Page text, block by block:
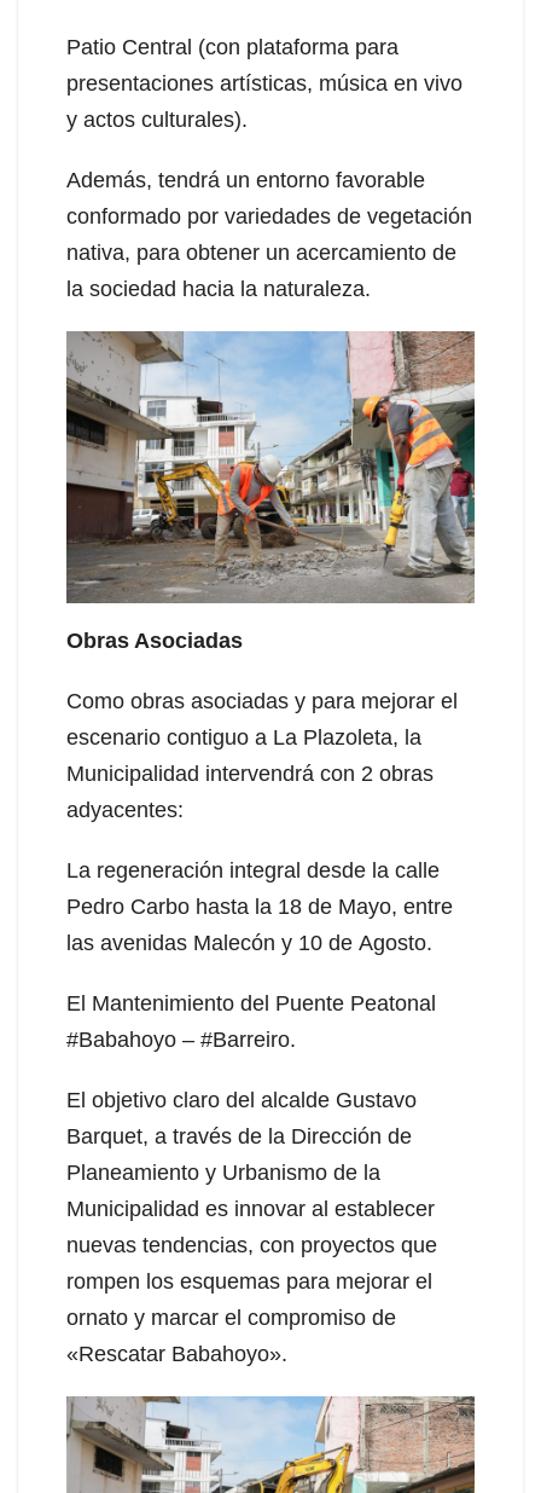
Patio Central (con plataforma para
presentaciones artísticas, música en vivo
y actos culturales).
Además, tendrá un entorno favorable
conformado por variedades de vegetación
nativa, para obtener un acercamiento de
la sociedad hacia la naturaleza.
Obras Asociadas
Como obras asociadas y para mejorar el
escenario contiguo a La Plazoleta, la
Municipalidad intervendrá con 2 obras
adyacentes:
La regeneración integral desde la calle
Pedro Carbo hasta la 18 de Mayo, entre
las avenidas Malecón y 10 de Agosto.
El Mantenimiento del Puente Peatonal
#Babahoyo – #Barreiro.
El objetivo claro del alcalde Gustavo
Barquet, a través de la Dirección de
Planeamiento y Urbanismo de la
Municipalidad es innovar al establecer
nuevas tendencias, con proyectos que
rompen los esquemas para mejorar el
ornato y marcar el compromiso de
«Rescatar Babahoyo».